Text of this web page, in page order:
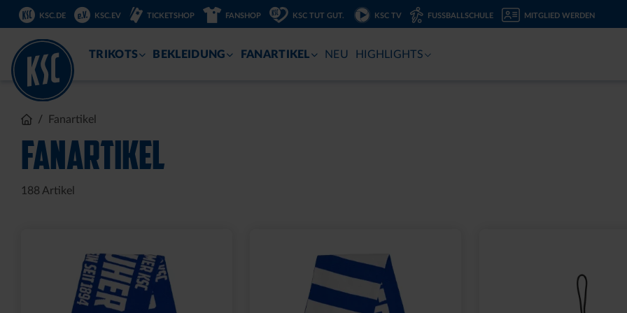
DIREKT
ZUM
KSC.DE KSC.EV TICKETSHOP FANSHOP KSC TUT GUT. KSC TV FUSSBALLSCHULE MITGLIED WERDEN
TRIKOTS BEKLEIDUNG FANARTIKEL NEU HIGHLIGHTS
Fanartikel
FANARTIKEL
188 Artikel